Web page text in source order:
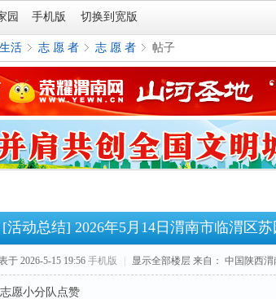
园 手机版 切换到宽版
活
›
志 愿 者
›
志 愿 者
›
帖子
[活动总结] 2026年5月14日渭南市临渭区
于 2026-5-15 19:56 手机版 显示全部楼层 来自： 中国陕西渭
愿小分队点赞